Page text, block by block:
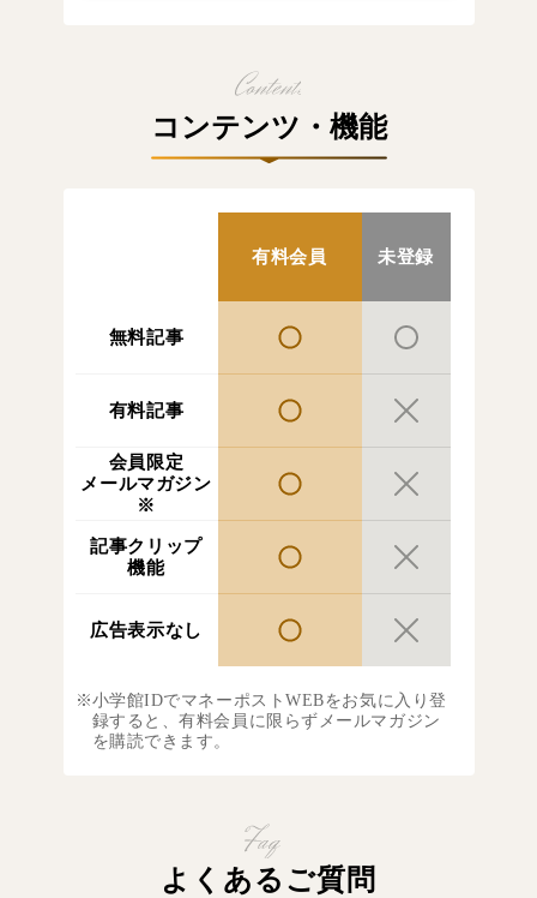
コンテンツ・機能
有料会員 未登録
無料記事
有料記事
会員限定
メールマガジン
※
記事クリップ
機能
広告表示なし
小学館IDでマネーポストWEBをお気に入り登
録すると、有料会員に限らずメールマガジン
を購読できます。
よくあるご質問